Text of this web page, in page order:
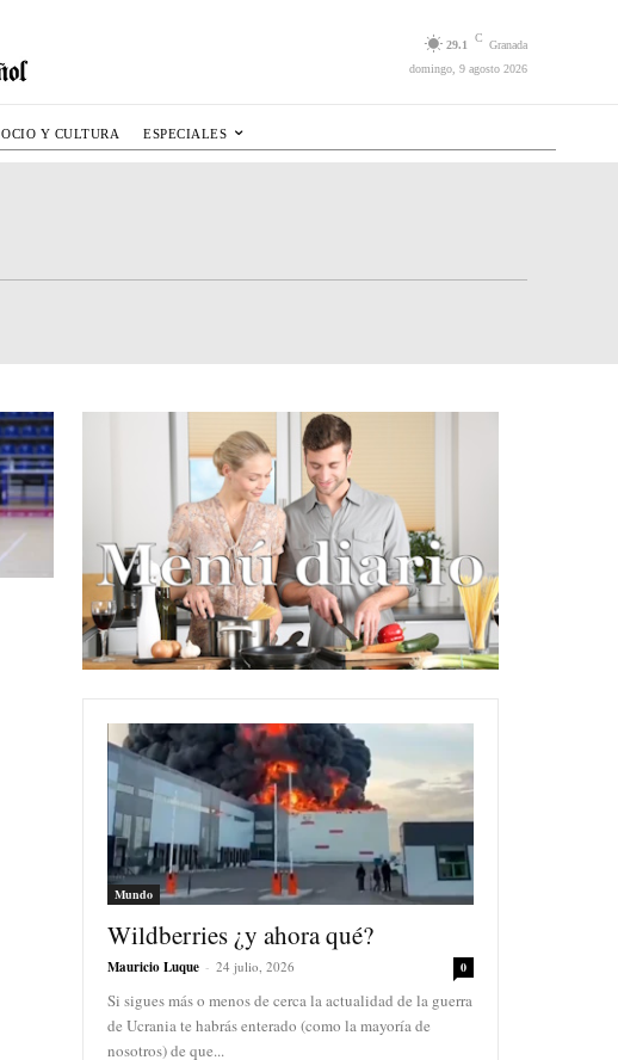
29.1
C
Granada
domingo, 9 agosto 2026
OCIO Y CULTURA ESPECIALES
Mundo
Wildberries ¿y ahora qué?
Mauricio Luque - 24 julio, 2026 0
Si sigues más o menos de cerca la actualidad de la guerra
de Ucrania te habrás enterado (como la mayoría de
nosotros) de que...